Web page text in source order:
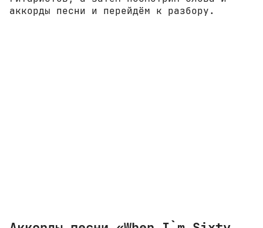
аккорды песни и перейдём к разбору.